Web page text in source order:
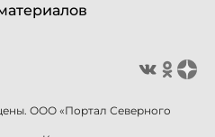
ООО «Портал Северного